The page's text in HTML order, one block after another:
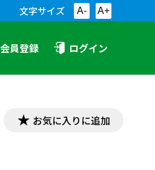
文字サイズ A- A+
会員登録 ログイン
お気に入りに追加